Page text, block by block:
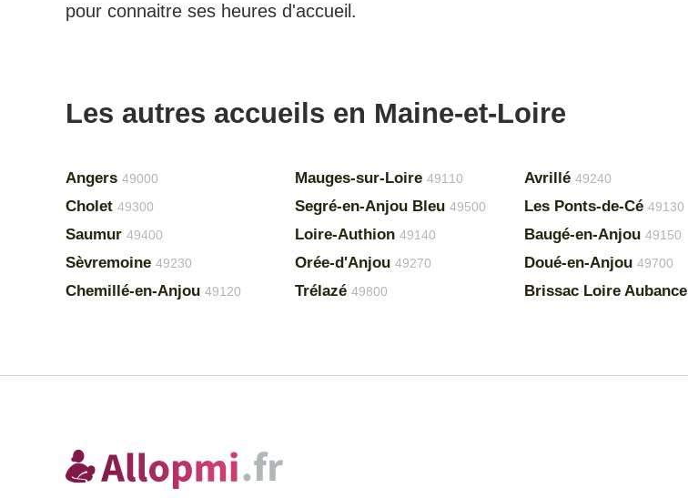
pour connaitre ses heures d'accueil.
Les autres accueils en Maine-et-Loire
Angers 49000
Cholet 49300
Saumur 49400
Sèvremoine 49230
Chemillé-en-Anjou 49120
Mauges-sur-Loire 49110
Segré-en-Anjou Bleu 49500
Loire-Authion 49140
Orée-d'Anjou 49270
Trélazé 49800
Avrillé 49240
Les Ponts-de-Cé 49130
Baugé-en-Anjou 49150
Doué-en-Anjou 49700
Brissac Loire Aubance